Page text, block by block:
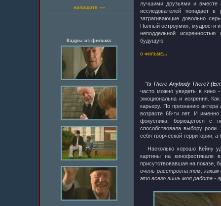
напишите »»
Кадры из фильма:
лучшими друзьями и вместе
исследователей попадает
затрагивающие довольно
Полный остроумия, мудрости
неподдельной
будущую.
о фильме...
"Is There Anybody There?
часто можно увидеть в кино
эмоциональна и искрення.
карьеру. По признанию
возрасте 68-ти лет. И именно
фокусника, борющегося с
способствовала выбору
себя творческой территории,
Насколько хорошо Кейну
картины на кинофестивале
присутствовавшая на показе,
очень расстроена тем,
это всего лишь моя работа -